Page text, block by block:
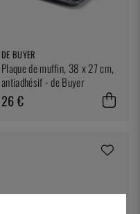
DE BUYER
Plaque de muffin, 38 x 27 cm,
antiadhésif - de Buyer
26 €